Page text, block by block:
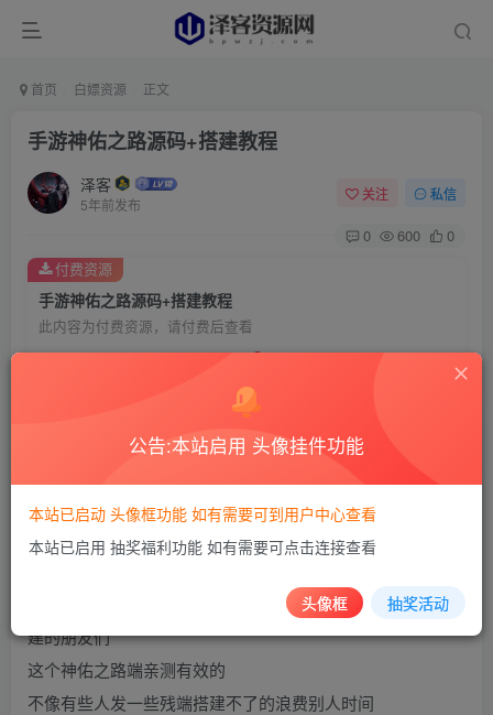
首页 白嫖资源 正文
手游神佑之路源码+搭建教程
泽客
5年前发布
关注 私信
0 600 0
手游神佑之路源码+搭建教程
此内容为付费资源，请付费后查看
1
登录购买
付费资源
搭建教程
的，昨天测试了一下感觉游戏还可以就发出来给那么喜欢搭
建的朋友们
这个神佑之路端亲测有效的
不像有些人发一些残端搭建不了的浪费别人时间
公告:本站启用 头像挂件功能
本站已启动 头像框功能 如有需要可到用户中心查看
本站已启用 抽奖福利功能 如有需要可点击连接查看
头像框 抽奖活动